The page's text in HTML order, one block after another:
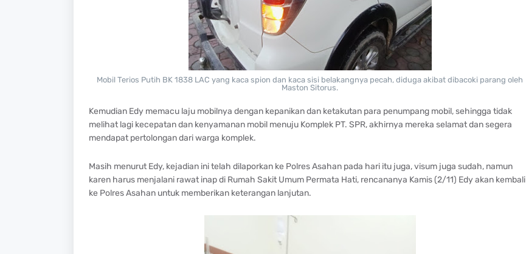
Mobil Terios Putih BK 1838 LAC yang kaca spion dan kaca sisi belakangnya pecah, diduga akibat dibacoki parang oleh
Maston Sitorus.
Kemudian Edy memacu laju mobilnya dengan kepanikan dan ketakutan para penumpang mobil, sehingga tidak
melihat lagi kecepatan dan kenyamanan mobil menuju Komplek PT. SPR, akhirnya mereka selamat dan segera
mendapat pertolongan dari warga komplek.
Masih menurut Edy, kejadian ini telah dilaporkan ke Polres Asahan pada hari itu juga, visum juga sudah, namun
karen harus menjalani rawat inap di Rumah Sakit Umum Permata Hati, rencananya Kamis (2/11) Edy akan kembali
ke Polres Asahan untuk memberikan keterangan lanjutan.